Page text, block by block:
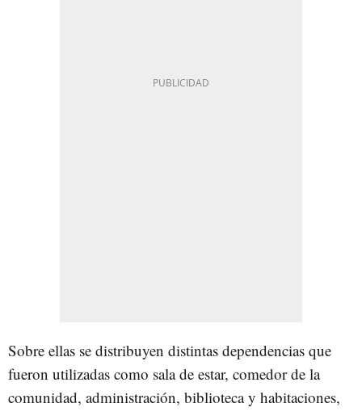
Sobre ellas se distribuyen distintas dependencias que
fueron utilizadas como sala de estar, comedor de la
comunidad, administración, biblioteca y habitaciones,